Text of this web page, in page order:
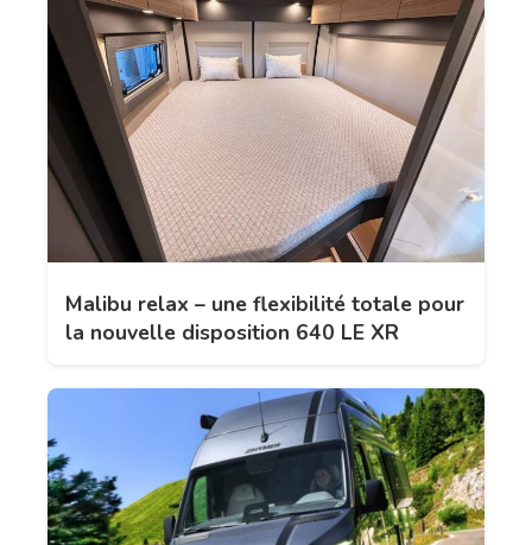
Malibu relax – une flexibilité totale pour
la nouvelle disposition 640 LE XR